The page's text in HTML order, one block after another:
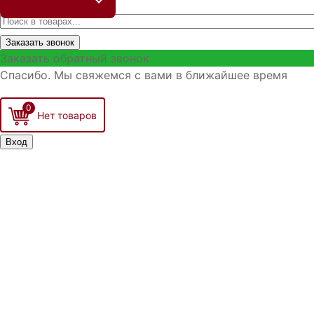
Заказать звонок
Заказать обратный звонок
Спасибо. Мы свяжемся с вами в ближайшее время
0
Вход